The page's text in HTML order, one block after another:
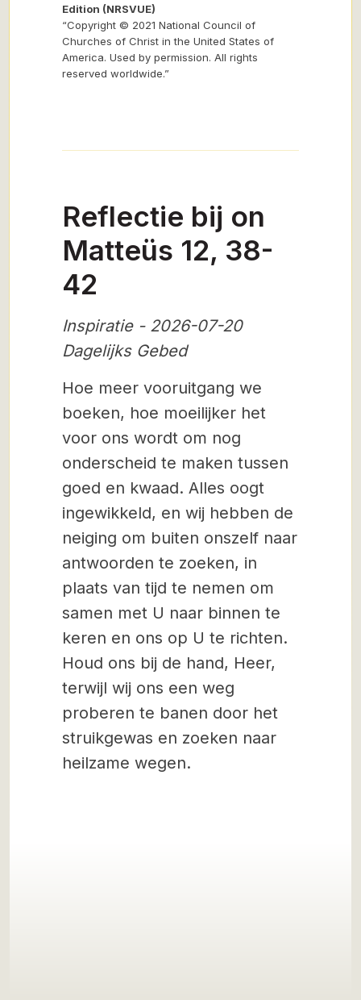
Edition (NRSVUE)
“Copyright © 2021 National Council of
Churches of Christ in the United States of
America. Used by permission. All rights
reserved worldwide.”
Reflectie bij on
Matteüs 12, 38-
42
Inspiratie - 2026-07-20
Dagelijks Gebed
Hoe meer vooruitgang we
boeken, hoe moeilijker het
voor ons wordt om nog
onderscheid te maken tussen
goed en kwaad. Alles oogt
ingewikkeld, en wij hebben de
neiging om buiten onszelf naar
antwoorden te zoeken, in
plaats van tijd te nemen om
samen met U naar binnen te
keren en ons op U te richten.
Houd ons bij de hand, Heer,
terwijl wij ons een weg
proberen te banen door het
struikgewas en zoeken naar
heilzame wegen.